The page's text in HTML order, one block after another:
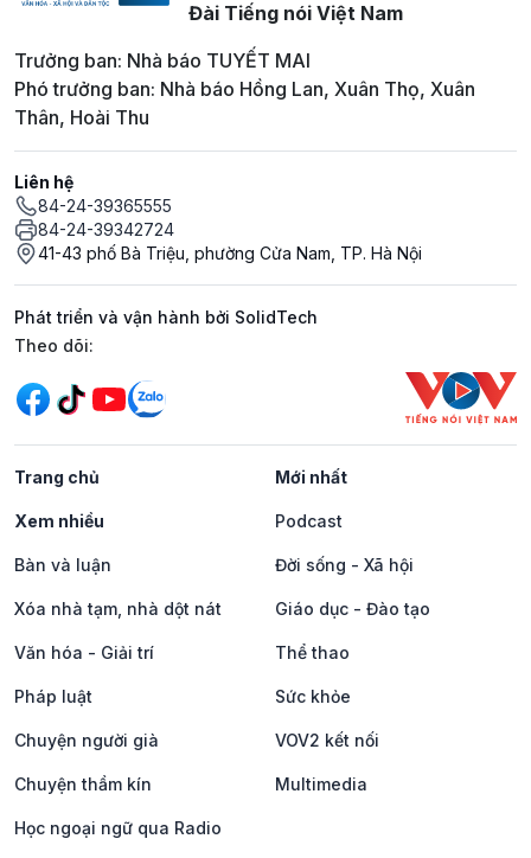
Đài Tiếng nói Việt Nam
Trưởng ban: Nhà báo TUYẾT MAI
Phó trưởng ban: Nhà báo Hồng Lan, Xuân Thọ, Xuân
Thân, Hoài Thu
Liên hệ
84-24-39365555
84-24-39342724
41-43 phố Bà Triệu, phường Cửa Nam, TP. Hà Nội
Phát triển và vận hành bởi SolidTech
Mạng xã hội
Theo dõi:
Trang chủ Mới nhất
Xem nhiều Podcast
Bàn và luận Đời sống - Xã hội
Xóa nhà tạm, nhà dột nát Giáo dục - Đào tạo
Văn hóa - Giải trí Thể thao
Pháp luật Sức khỏe
Chuyện người già VOV2 kết nối
Chuyện thầm kín Multimedia
Học ngoại ngữ qua Radio